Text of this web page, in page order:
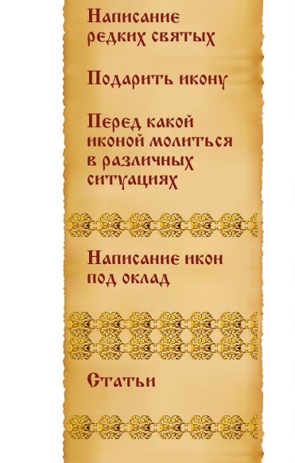
Написание
редких святых
Подарить икону
Перед какой
иконой молиться
в различных
ситуациях
Написание икон
под оклад
Статьи